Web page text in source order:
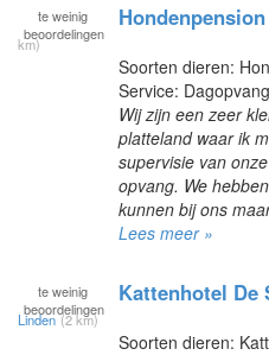
te weinig
beoordelingen
km)
Soorten dieren:
Service: Dagopvang
Wij zijn een zeer
platteland waar ik
supervisie van
opvang. We
kunnen bij ons
Lees meer »
te weinig
beoordelingen
Kattenhotel De
Linden (2 km)
Soorten dieren: